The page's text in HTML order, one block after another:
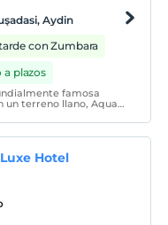
Aydin
con Zumbara
a plazos
famosa
un terreno llano, Aqua
huéspedes en un
incluido.
Hotel